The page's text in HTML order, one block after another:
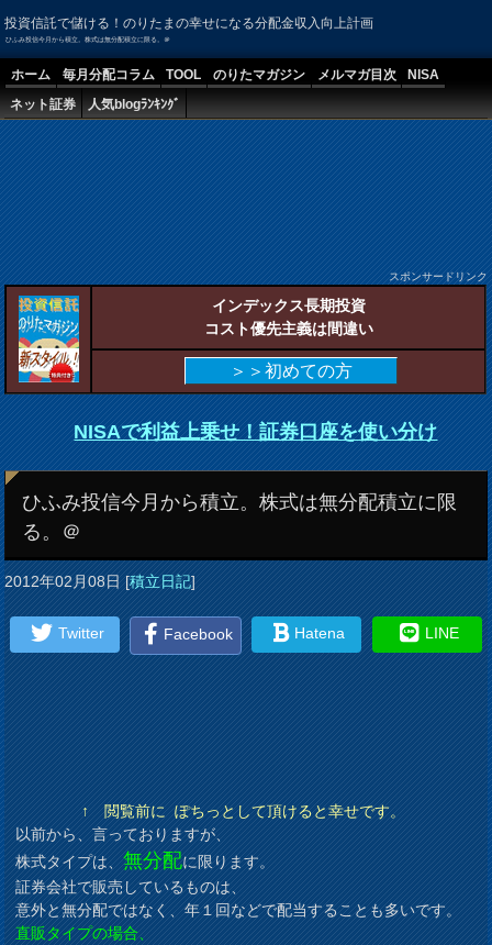
投資信託で儲ける！のりたまの幸せになる分配金収入向上計画
ひふみ投信今月から積立。株式は無分配積立に限る。＠
ホーム 毎月分配コラム TOOL のりたマガジン メルマガ目次
NISA
ネット証券
人気blogﾗﾝｷﾝｸﾞ
スポンサードリンク
インデックス長期投資
コスト優先主義は間違い
＞＞初めての方
NISAで利益上乗せ！証券口座を使い分け
ひふみ投信今月から積立。株式は無分配積立に限
る。＠
2012年02月08日[積立日記]
Twitter Facebook Hatena LINE
↑ 閲覧前に ぽちっとして頂けると幸せです。
以前から、言っておりますが、
株式タイプは、無分配に限ります。
証券会社で販売しているものは、
意外と無分配ではなく、年１回などで配当することも多いです。
直販タイプの場合、